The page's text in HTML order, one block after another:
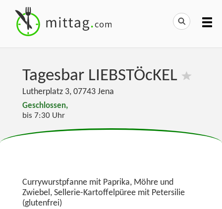
Tagesbar LIEBSTÖcKEL
Lutherplatz 3, 07743 Jena
Geschlossen,
bis 7:30 Uhr
Currywurstpfanne mit Paprika, Möhre und
Zwiebel, Sellerie-Kartoffelpüree mit Petersilie
(glutenfrei)